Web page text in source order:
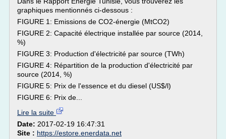
graphiques mentionnés ci-dessous :
FIGURE 1: Emissions de CO2-énergie (MtCO2)
FIGURE 2: Capacité électrique installée par source (2014,
%)
FIGURE 3: Production d'électricité par source (TWh)
FIGURE 4: Répartition de la production d'électricité par
source (2014, %)
FIGURE 5: Prix de l'essence et du diesel (US$/l)
FIGURE 6: Prix de...
Lire la suite
Date: 2017-02-19 16:47:31
Site : https://estore.enerdata.net